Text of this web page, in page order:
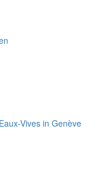
Vives in Genève